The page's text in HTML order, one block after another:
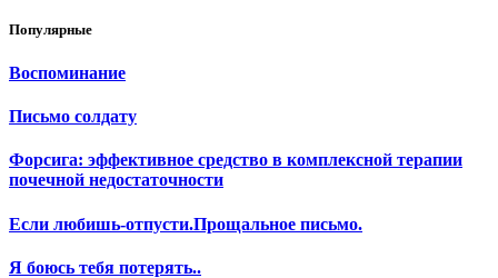
Популярные
Воспоминание
Письмо солдату
Форсига: эффективное средство в комплексной терапии
почечной недостаточности
Если любишь-отпусти.Прощальное письмо.
Я боюсь тебя потерять..